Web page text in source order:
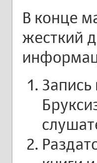
В конце
жесткий